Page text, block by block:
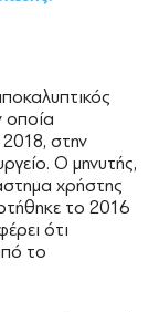
οποία
στην
Ο μηνυτής,
χρήστης
το 2016
ότι
το